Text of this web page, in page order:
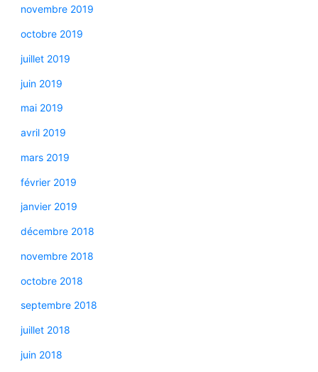
novembre 2019
octobre 2019
juillet 2019
juin 2019
mai 2019
avril 2019
mars 2019
février 2019
janvier 2019
décembre 2018
novembre 2018
octobre 2018
septembre 2018
juillet 2018
juin 2018